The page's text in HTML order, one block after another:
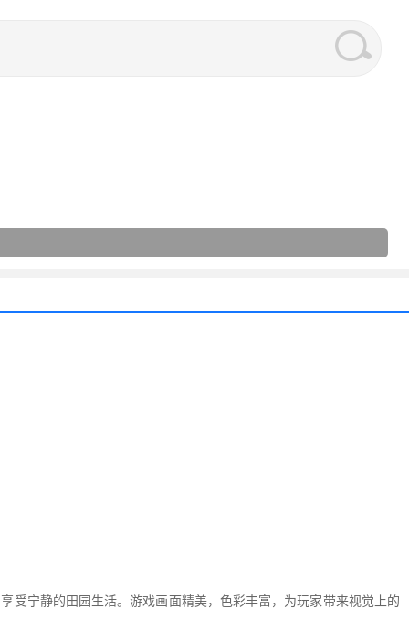
受宁静的田园生活。游戏画面精美，色彩丰富，为玩家带来视觉上的